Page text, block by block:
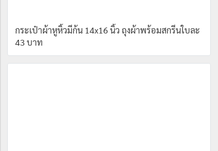
กระเป๋าผ้าหูหิ้วมีก้น 14x16 นิ้ว ถุงผ้าพร้อมสกรีนใบละ
43 บาท